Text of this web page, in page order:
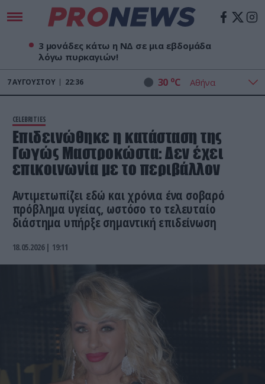
3 μονάδες κάτω η ΝΔ σε μια εβδομάδα
λόγω πυρκαγιών!
7ΑΥΓΟΎΣΤΟΥ 22:36 30 oC
CELEBRITIES
Επιδεινώθηκε η κατάσταση της
Γωγώς Μαστροκώστα: Δεν έχει
επικοινωνία με το περιβάλλον
Αντιμετωπίζει εδώ και χρόνια ένα σοβαρό
πρόβλημα υγείας, ωστόσο το τελευταίο
διάστημα υπήρξε σημαντική επιδείνωση
18.05.2026 | 19:11